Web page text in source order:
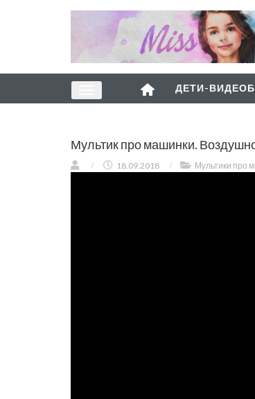
ДЕТИ-
Мультик про машинки.
/ 18.09.2018 / Мультики про